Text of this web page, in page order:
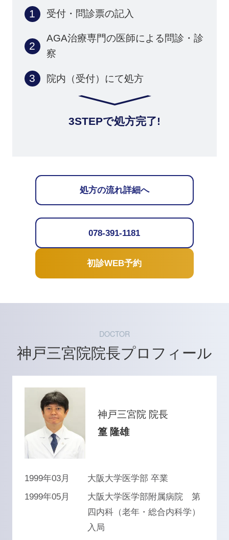
受付・問診票の記入
AGA治療専門の医師による問診・診
察
院内（受付）にて処方
3STEPで処方完了!
処方の流れ詳細へ
078-391-1181
初診WEB予約
DOCTOR
神戸三宮院院長プロフィール
神戸三宮院 院長
篁 隆雄
1999年03月
大阪大学医学部 卒業
1999年05月
大阪大学医学部附属病院 第
四内科（老年・総合内科学）
入局